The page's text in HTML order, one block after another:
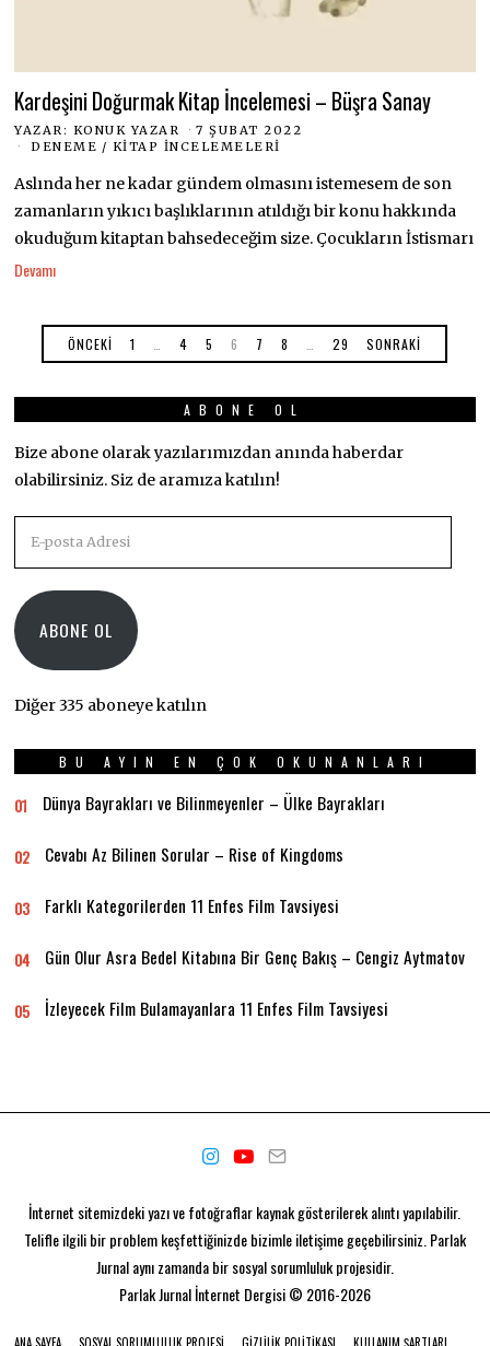
Kardeşini Doğurmak Kitap İncelemesi – Büşra Sanay
YAZAR: KONUK YAZAR
7 ŞUBAT 2022
DENEME / KITAP İNCELEMELERI
Aslında her ne kadar gündem olmasını istemesem de son
zamanların yıkıcı başlıklarının atıldığı bir konu hakkında
okuduğum kitaptan bahsedeceğim size. Çocukların İstismarı
Devamı
ÖNCEKI 1 4 5 6 7 8 29 SONRAKI
ABONE OL
Bize abone olarak yazılarımızdan anında haberdar
olabilirsiniz. Siz de aramıza katılın!
posta
ABONE OL
Diğer 335 aboneye katılın
BU AYIN EN ÇOK OKUNANLARI
01 Dünya Bayrakları ve Bilinmeyenler – Ülke Bayrakları
02 Cevabı Az Bilinen Sorular – Rise of Kingdoms
03 Farklı Kategorilerden 11 Enfes Film Tavsiyesi
04 Gün Olur Asra Bedel Kitabına Bir Genç Bakış – Cengiz Aytmatov
05 İzleyecek Film Bulamayanlara 11 Enfes Film Tavsiyesi
İnternet sitemizdeki yazı ve fotoğraflar kaynak gösterilerek alıntı yapılabilir.
Telifle ilgili bir problem keşfettiğinizde bizimle iletişime geçebilirsiniz. Parlak
Jurnal aynı zamanda birsosyal sorumluluk projesidir.
Parlak Jurnalİnternet Dergisi © 2016-2026